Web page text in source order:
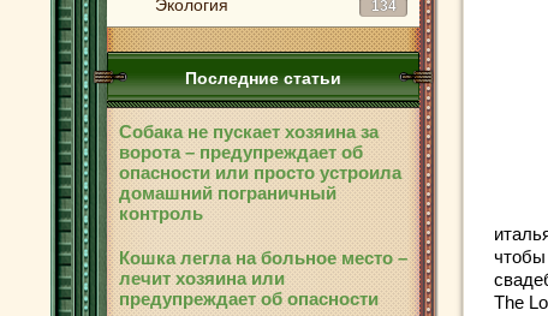
Экология 134
Последние статьи
Собака не пускает хозяина за
ворота – предупреждает об
опасности или просто устроила
домашний пограничный
контроль
Кошка легла на больное место –
лечит хозяина или
предупреждает об опасности
The